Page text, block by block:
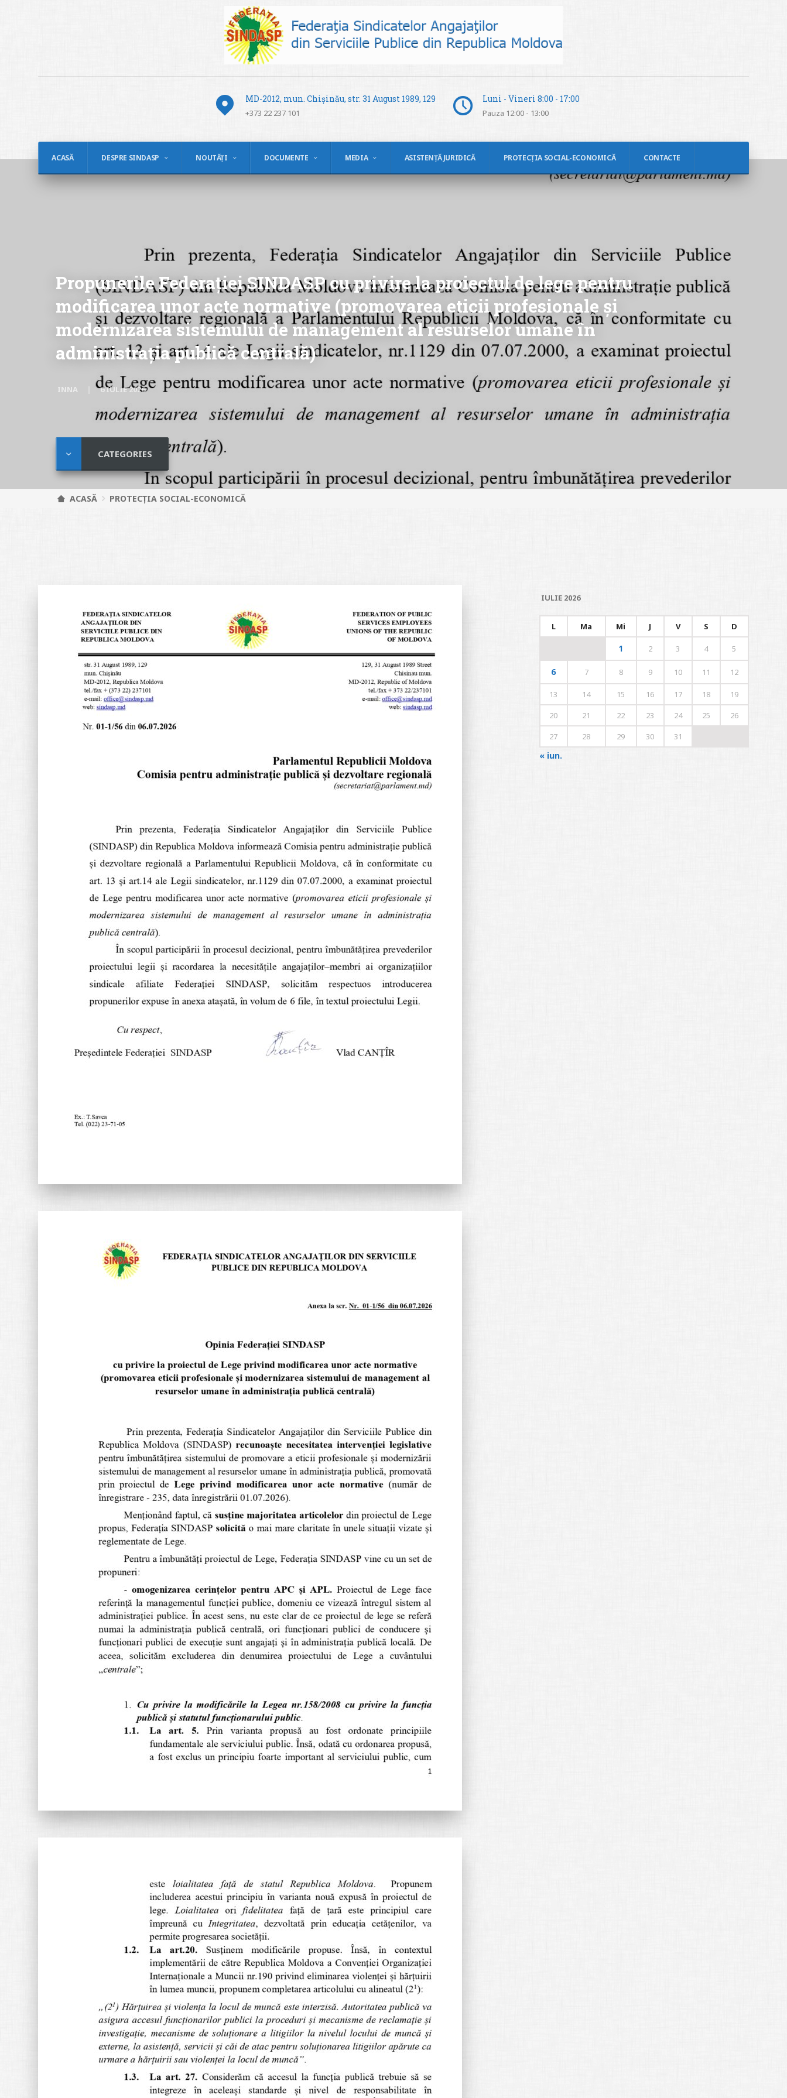
MD-2012, mun. Chișinău, str. 31 August 1989, 129
+373 22 237 101
Luni - Vineri 8:00 - 17:00
Pauza 12:00 - 13:00
ACASĂ DESPRE SINDASP NOUTĂȚI DOCUMENTE MEDIA ASISTENȚĂ JURIDICĂ PROTECȚIA SOCIAL-ECONOMICĂ CONTACTE
Propunerile Federației SINDASP cu privire la proiectul de lege pentru
modificarea unor acte normative (promovarea eticii profesionale și
modernizarea sistemului de management al resurselor umane în
administrația publică centrală)
INNA 6 IULIE 2026
CATEGORIES
ACASĂ PROTECȚIA SOCIAL-ECONOMICĂ
IULIE 2026
L Ma Mi J V S D
1 2 3 4 5
6 7 8 9 10 11 12
13 14 15 16 17 18
19
20
21 22 23 24 25
26
27
28 29 30 31
« iun.